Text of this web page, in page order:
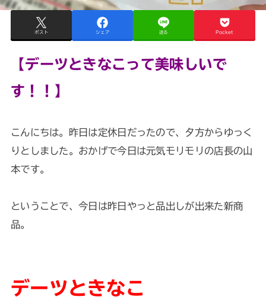
ポスト シェア 送る Pocket
【デーツときなこって美味しいで
す！！】
こんにちは。昨日は定休日だったので、夕方からゆっく
りとしました。おかげで今日は元気モリモリの店長の山
本です。
ということで、今日は昨日やっと品出しが出来た新商
品。
デーツときなこ